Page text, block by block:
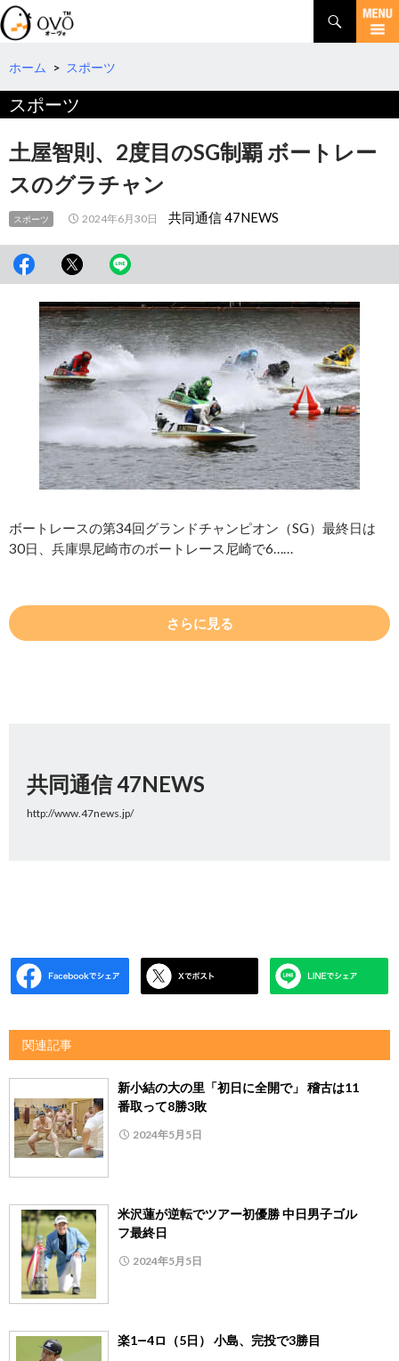
検
索
コ
テ
へ
動
ホーム > スポーツ
スポーツ
土屋智則、2度目のSG制覇 ボートレー
スのグラチャン
スポーツ 2024年6月30日 共同通信 47NEWS
ボートレースの第34回グランドチャンピオン（SG）最終日は
30日、兵庫県尼崎市のボートレース尼崎で6……
さらに見る
共同通信 47NEWS
http://www.47news.jp/
関連記事
新小結の大の里「初日に全開で」 稽古は11
番取って8勝3敗
2024年5月5日
米沢蓮が逆転でツアー初優勝 中日男子ゴル
フ最終日
2024年5月5日
楽1―4ロ（5日） 小島、完投で3勝目